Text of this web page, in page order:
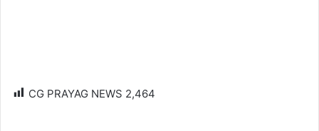
CG PRAYAG NEWS 2,464